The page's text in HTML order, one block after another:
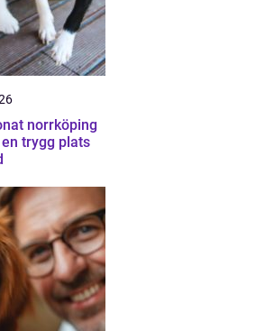
norrköping
trygg plats